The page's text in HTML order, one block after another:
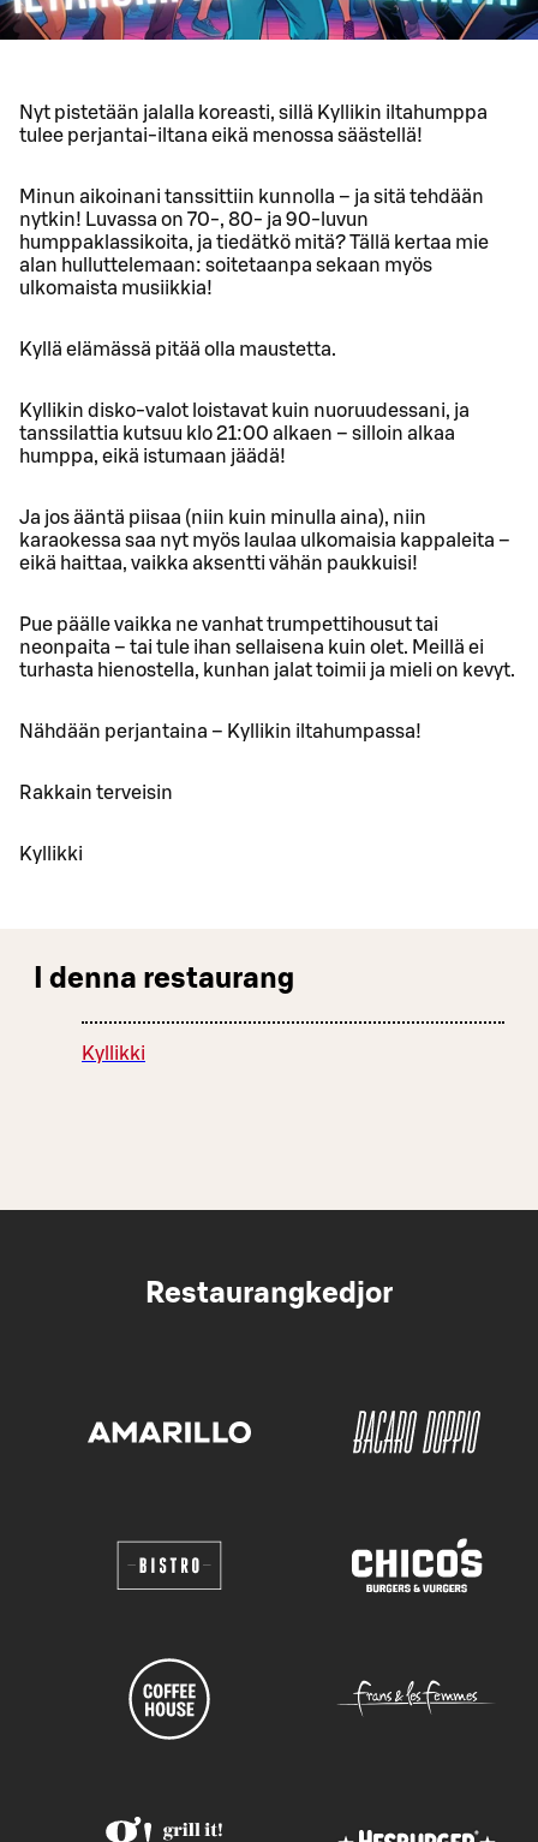
Nyt pistetään jalalla koreasti, sillä Kyllikin iltahumppa
tulee perjantai-iltana eikä menossa säästellä!
Minun aikoinani tanssittiin kunnolla – ja sitä tehdään
nytkin! Luvassa on 70-, 80- ja 90-luvun
humppaklassikoita, ja tiedätkö mitä? Tällä kertaa mie
alan hulluttelemaan: soitetaanpa sekaan myös
ulkomaista musiikkia!
Kyllä elämässä pitää olla maustetta.
Kyllikin disko-valot loistavat kuin nuoruudessani, ja
tanssilattia kutsuu klo 21:00 alkaen – silloin alkaa
humppa, eikä istumaan jäädä!
Ja jos ääntä piisaa (niin kuin minulla aina), niin
karaokessa saa nyt myös laulaa ulkomaisia kappaleita –
eikä haittaa, vaikka aksentti vähän paukkuisi!
Pue päälle vaikka ne vanhat trumpettihousut tai
neonpaita – tai tule ihan sellaisena kuin olet. Meillä ei
turhasta hienostella, kunhan jalat toimii ja mieli on kevyt.
Nähdään perjantaina – Kyllikin iltahumpassa!
Rakkain terveisin
Kyllikki
I denna restaurang
Kyllikki
Restaurangkedjor